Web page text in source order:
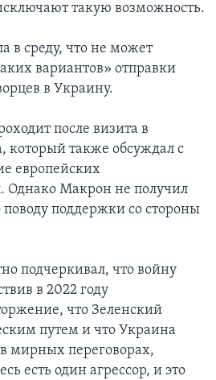
такую возможность.
в среду, что не может
вариантов» отправки
в Украину.
после визита в
также обсуждал с
европейских
Однако Макрон не получил
поводу поддержки со стороны
подчеркивал, что войну
в 2022 году
что Зеленский
путем и что Украина
мирных переговорах,
есть один агрессор, и это